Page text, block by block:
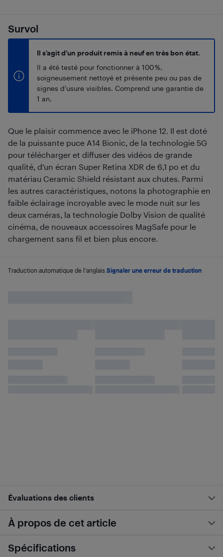
Survol
Il s’agit d’un produit remis à neuf en très bon état.
Il a été testé pour fonctionner à 100 %,
soigneusement nettoyé et présente peu ou pas de
signes d'usure visibles. Comprend une garantie de
1 an.
Que le plaisir commence avec le iPhone 12. Il est doté
de la puissante puce A14 Bionic, de la technologie 5G
pour télécharger et diffuser des vidéos de grande
qualité, d'un écran Super Retina XDR de 6,1 po et du
matériau Ceramic Shield résistant aux chutes. Parmi
les autres caractéristiques, notons la photographie en
faible éclairage incroyable avec le mode nuit sur les
deux caméras, la technologie Dolby Vision de qualité
cinéma, de nouveaux accessoires MagSafe pour le
chargement sans fil et bien plus encore.
Traduction automatique de l'anglais. Signaler une erreur de traduction
Évaluations des clients
À propos de cet article
Spécifications